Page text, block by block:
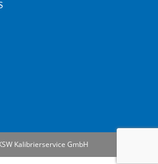
Kalibrierservice GmbH